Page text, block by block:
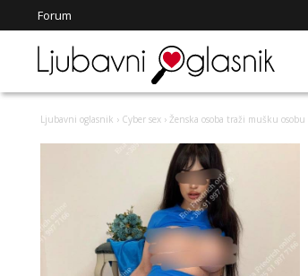
Forum
Ljubavni oglasnik › Cyber sex › Ženska osoba traži mušku osobu